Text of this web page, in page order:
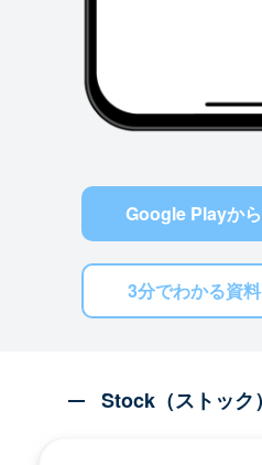
Google Playか
3分でわかる資
Stock（ストック